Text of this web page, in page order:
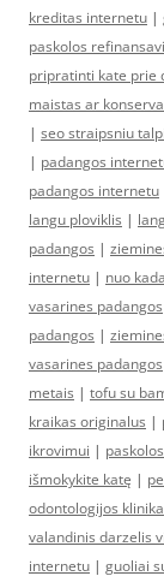
kreditas internetu |
paskolos
pripratinti kate prie
maistas ar
| seo straipsniu
| padangos
padangos internetu
langu ploviklis |
padangos |
internetu | nuo
vasarines padangos
padangos |
vasarines padangos
metais | tofu su
kraikas originalus |
ikrovimui |
išmokykite katę |
odontologijos klinika
valandinis darzelis
internetu | guoliai